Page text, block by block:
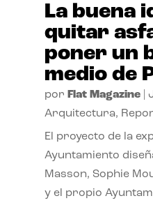
La buena
quitar
poner un
medio de
por Flat Magazine|
Arquitectura,
El proyecto de la
Ayuntamiento
Masson, Sophie
y el propio